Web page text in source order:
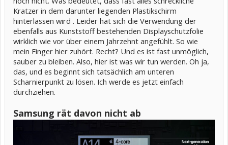
Kratzer in dem darunter liegenden Plastikschirm
hinterlassen wird . Leider hat sich die Verwendung der
ebenfalls aus Kunststoff bestehenden Displayschutzfolie
wirklich wie vor über einem Jahrzehnt angefühlt. So wie
mein Finger hier zuhört. Recht? Und es ist fast unmöglich,
sauber zu bleiben. Also, hier ist was wir tun werden. Oh ja,
das, und es beginnt sich tatsächlich am unteren
Scharnierpunkt zu lösen. Ich werde es jetzt einfach
durchziehen.
Samsung rät davon nicht ab